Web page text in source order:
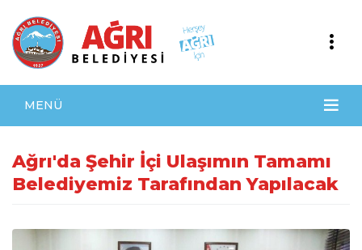
MENÜ
Ağrı'da Şehir İçi Ulaşımın Tamamı
Belediyemiz Tarafından Yapılacak